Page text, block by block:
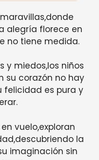
alegría florece en
no tiene medida.
y miedos,los niños
su corazón no hay
felicidad es pura y
vuelo,exploran
la
imaginación sin